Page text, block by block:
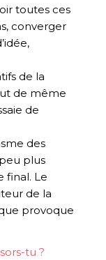
toutes ces
converger
de la
de même
de
des
plus
final. Le
de la
provoque
tu ?